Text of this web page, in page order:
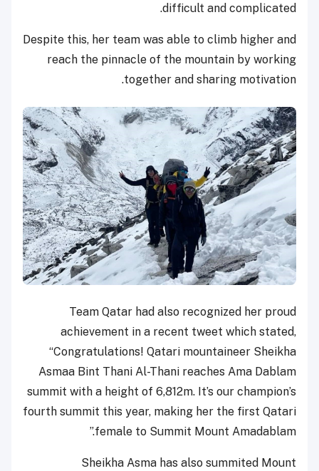
difficult and complicated.
Despite this, her team was able to climb higher and
reach the pinnacle of the mountain by working
together and sharing motivation.
Team Qatar had also recognized her proud
achievement in a recent tweet which stated,
“Congratulations! Qatari mountaineer Sheikha
Asmaa Bint Thani Al-Thani reaches Ama Dablam
summit with a height of 6,812m. It’s our champion’s
fourth summit this year, making her the first Qatari
female to Summit Mount Amadablam.”
Sheikha Asma has also summited Mount